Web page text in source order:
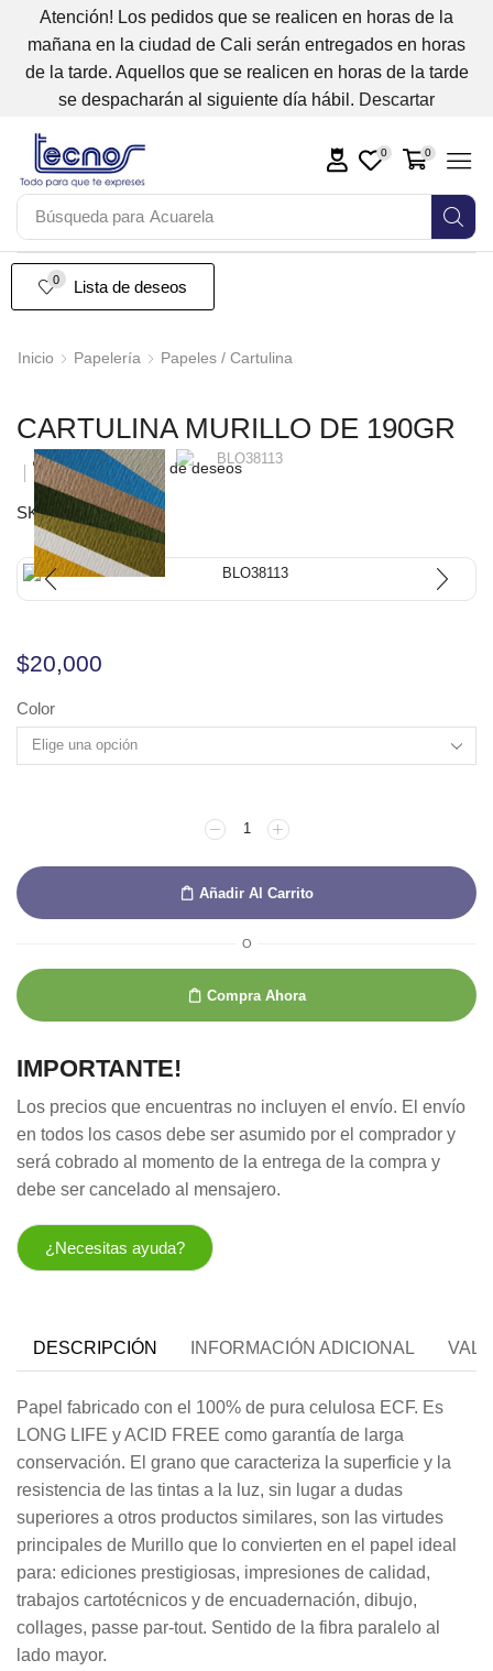
Atención! Los pedidos que se realicen en horas de la
mañana en la ciudad de Cali serán entregados en horas
de la tarde. Aquellos que se realicen en horas de la tarde
se despacharán al siguiente día hábil. Descartar
Búsqueda para Acuarela
0 0
0 Lista de deseos
Inicio Papelería Papeles / Cartulina
CARTULINA MURILLO DE 190GR
Añadir a la lista de deseos
SKU: CAR4006
$20,000
Color
Añadir Al Carrito
O
Compra Ahora
IMPORTANTE!
Los precios que encuentras no incluyen el envío. El envío
en todos los casos debe ser asumido por el comprador y
será cobrado al momento de la entrega de la compra y
debe ser cancelado al mensajero.
¿Necesitas ayuda?
DESCRIPCIÓN INFORMACIÓN ADICIONAL
Papel fabricado con el 100% de pura celulosa ECF. Es
LONG LIFE y ACID FREE como garantía de larga
conservación. El grano que caracteriza la superficie y la
resistencia de las tintas a la luz, sin lugar a dudas
superiores a otros productos similares, son las virtudes
principales de Murillo que lo convierten en el papel ideal
para: ediciones prestigiosas, impresiones de calidad,
trabajos cartotécnicos y de encuadernación, dibujo,
collages, passe par-tout. Sentido de la fibra paralelo al
lado mayor.